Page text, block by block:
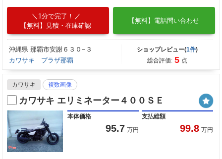
1分で完了！
【無料】見積・在庫確認
【無料】電話問い合わせ
沖縄県 那覇市安謝６３０−３
カワサキ プラザ那覇
ショップレビュー(1件)
総合評価: 5 点
カワサキ 複数画像
カワサキ エリミネーター４００ＳＥ
本体価格
95.7 万円
支払総額
99.8 万円